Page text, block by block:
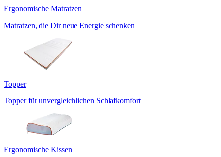
Ergonomische Matratzen
Matratzen, die Dir neue Energie schenken
Topper
Topper für unvergleichlichen Schlafkomfort
Ergonomische Kissen